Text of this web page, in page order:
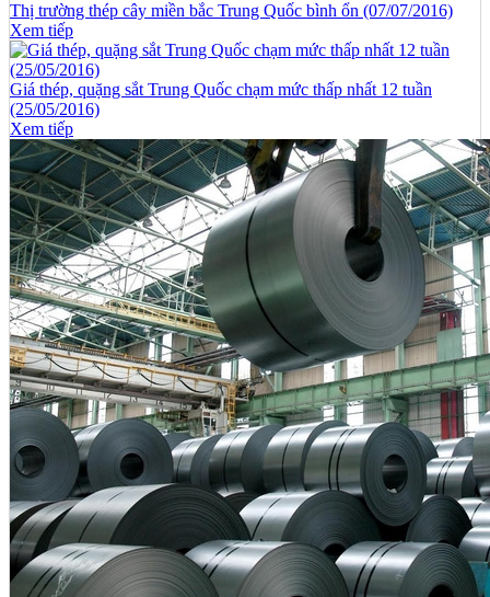
Thị trường thép cây miền bắc Trung Quốc bình ổn (07/07/2016)
Xem tiếp
Giá thép, quặng sắt Trung Quốc chạm mức thấp nhất 12 tuần
(25/05/2016)
Xem tiếp